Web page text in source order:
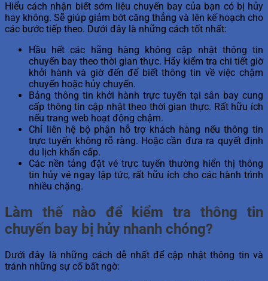
Hiểu cách nhận biết sớm liệu chuyến bay của bạn có bị hủy
hay không. Sẽ giúp giảm bớt căng thẳng và lên kế hoạch cho
các bước tiếp theo. Dưới đây là những cách tốt nhất:
Hầu hết các hãng hàng không cập nhật thông tin
chuyến bay theo thời gian thực. Hãy kiểm tra chi tiết giờ
khởi hành và giờ đến để biết thông tin về việc chậm
chuyến hoặc hủy chuyến.
Bảng thông tin khởi hành trực tuyến tại sân bay cung
cấp thông tin cập nhật theo thời gian thực. Rất hữu ích
nếu trang web hoạt động chậm.
Chỉ liên hệ bộ phận hỗ trợ khách hàng nếu thông tin
trực tuyến không rõ ràng. Hoặc cần đưa ra quyết định
du lịch khẩn cấp.
Các nền tảng đặt vé trực tuyến thường hiển thị thông
tin hủy vé ngay lập tức, rất hữu ích cho các hành trình
nhiều chặng.
Làm thế nào để kiểm tra thông tin
chuyến bay bị hủy nhanh chóng?
Dưới đây là những cách dễ nhất để cập nhật thông tin và
tránh những sự cố bất ngờ: